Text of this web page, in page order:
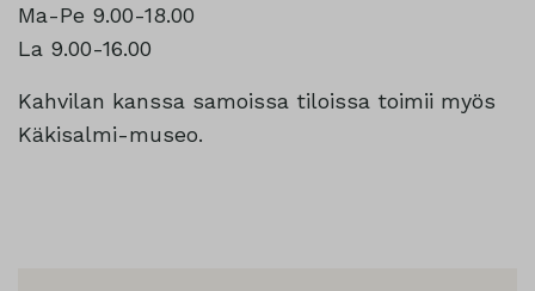
Ma-Pe 9.00-18.00
La 9.00-16.00
Kahvilan kanssa samoissa tiloissa toimii myös
Käkisalmi-museo.